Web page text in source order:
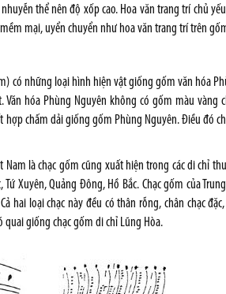
thể nên độ xốp cao. Hoa văn trang trí chủ
mại, uyển chuyển như hoa văn trang trí trên
có những loại hình hiện vật giống gốm văn hóa
hóa Phùng Nguyên không có gốm màu vàng
hợp chấm dải giống gốm Phùng Nguyên. Điều đó
là chạc gốm cũng xuất hiện trong các di chỉ
Xuyên, Quảng Đông, Hồ Bắc. Chạc gốm của
hai loại chạc này đều có thân rỗng, chân chạc
giống chạc gốm di chỉ Lũng Hòa.